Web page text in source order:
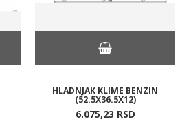
HLADNJAK KLIME BENZIN
(52.5X36.5X12)
6.075,23 RSD